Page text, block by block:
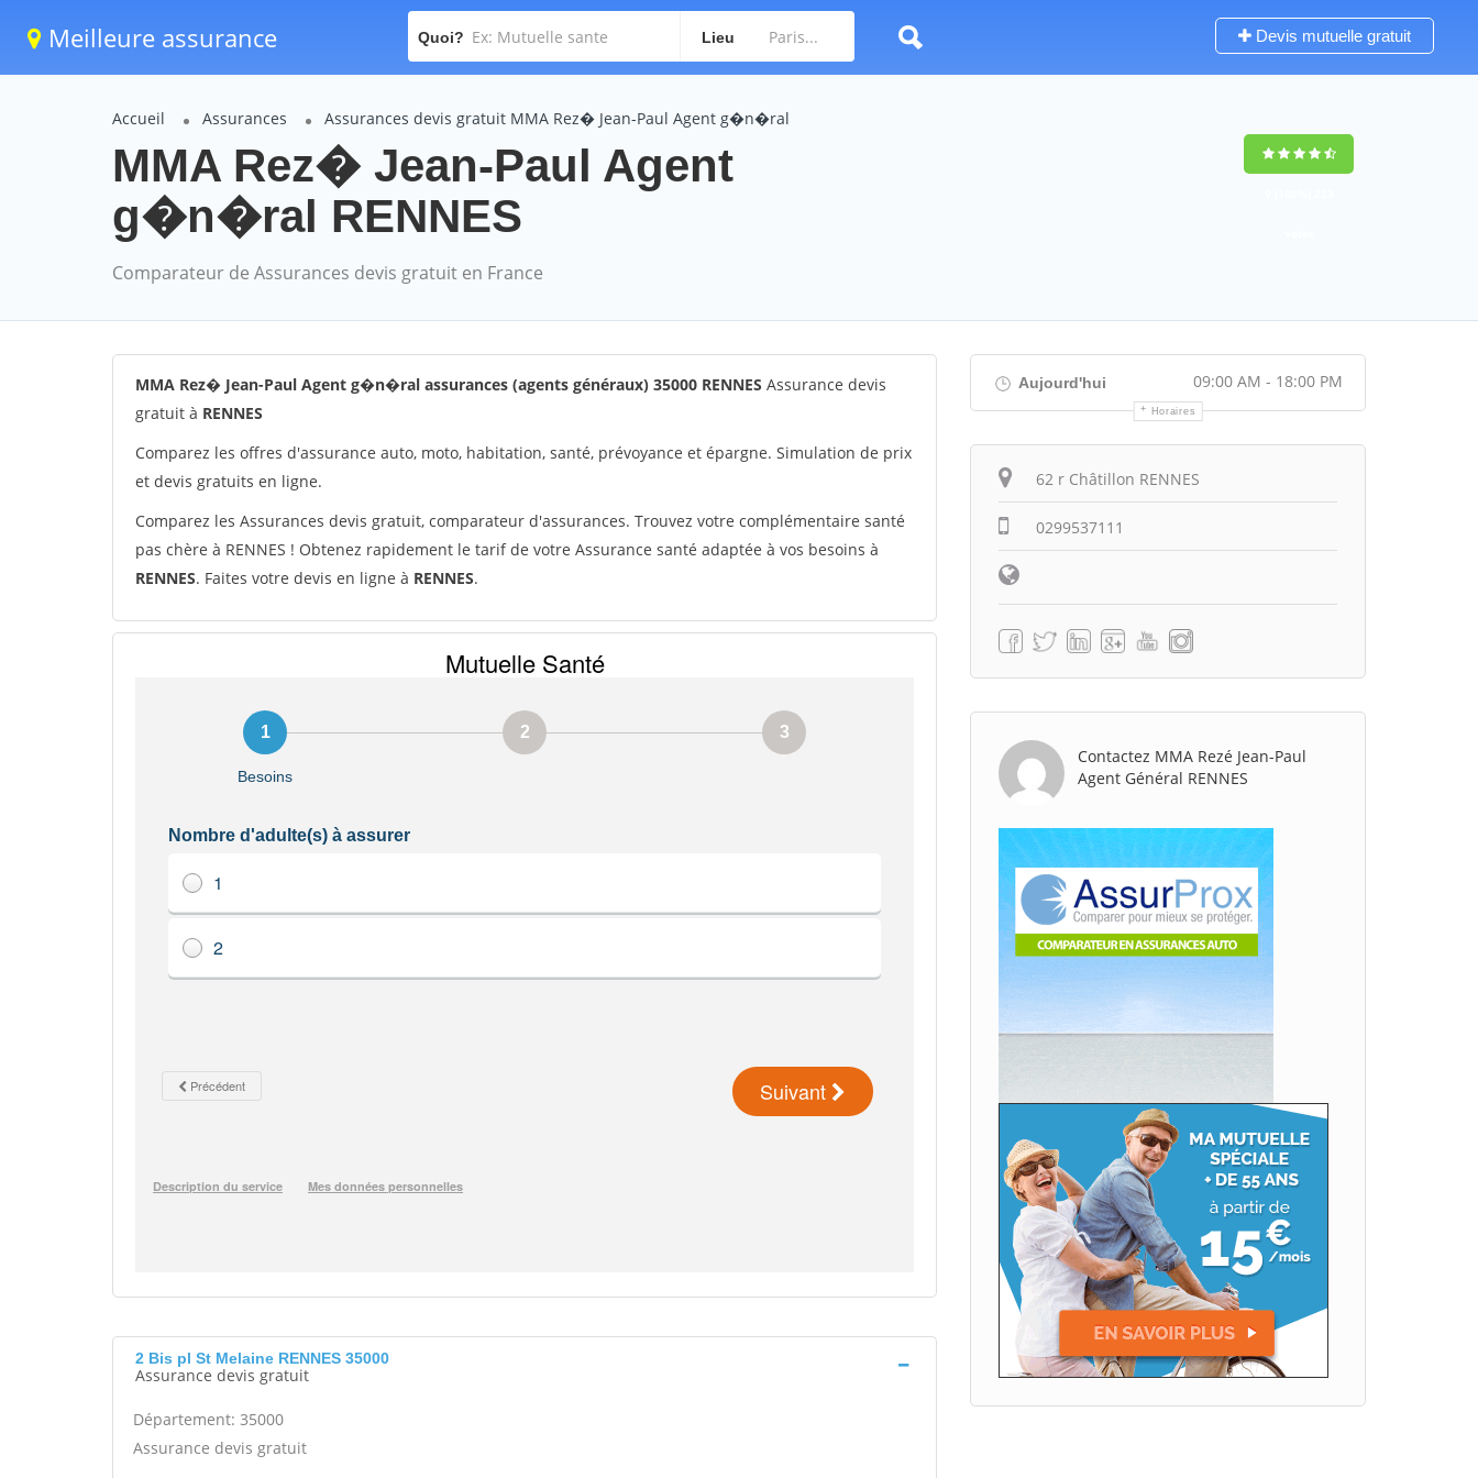
Meilleure assurance Quoi? Lieu Devis mutuelle gratuit
Accueil Assurances Assurances devis gratuit MMA Rez� Jean-Paul Agent g�n�ral
MMA Rez� Jean-Paul Agent
g�n�ral RENNES
Comparateur de Assurances devis gratuit en France
MMA Rez� Jean-Paul Agent g�n�ral assurances (agents généraux) 35000 RENNES Assurance devis
gratuit à RENNES
Comparez les offres d'assurance auto, moto, habitation, santé, prévoyance et épargne. Simulation de prix
et devis gratuits en ligne.
Comparez les Assurances devis gratuit, comparateur d'assurances. Trouvez votre complémentaire santé
pas chère à RENNES ! Obtenez rapidement le tarif de votre Assurance santé adaptée à vos besoins à
RENNES. Faites votre devis en ligne à RENNES.
2 Bis pl St Melaine RENNES 35000
Assurance devis gratuit
Département: 35000
Assurance devis gratuit
Aujourd'hui 09:00 AM - 18:00 PM
Horaires
62 r Châtillon RENNES
0299537111
Contactez MMA Rezé Jean-Paul
Agent Général RENNES